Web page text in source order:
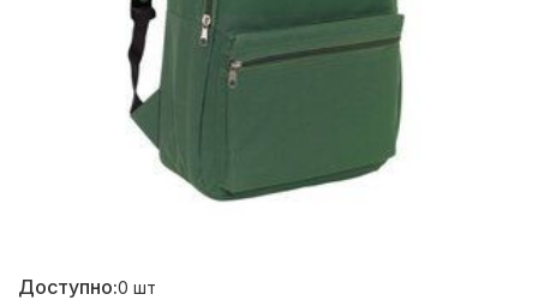
Доступно:0 шт